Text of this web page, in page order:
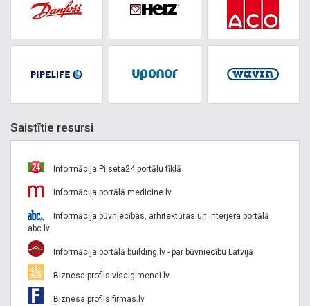
Saistītie resursi
Informācija Pilseta24 portālu tīklā
Informācija portālā medicine.lv
Informācija būvniecības, arhitektūras un interjera portālā
abc.lv
Informācija portālā building.lv - par būvniecību Latvijā
Biznesa profils visaigimenei.lv
Biznesa profils firmas.lv